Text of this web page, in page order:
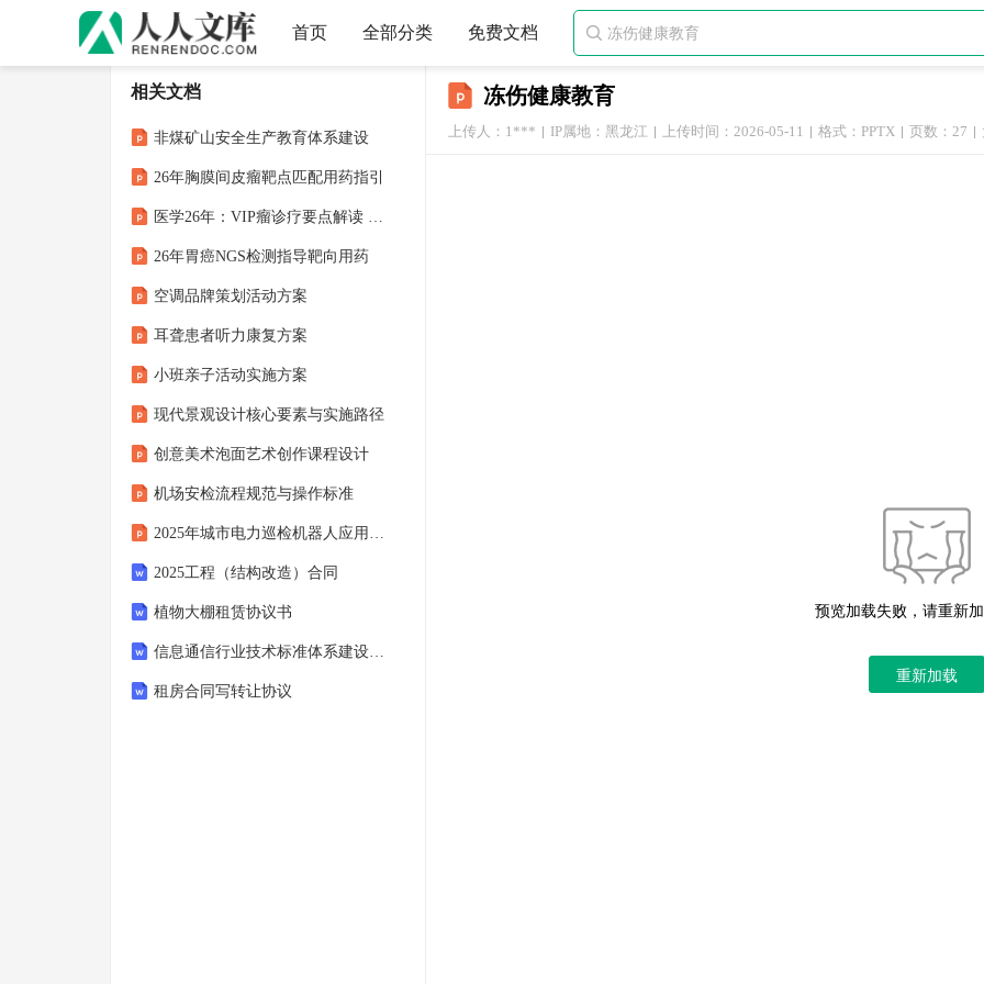
首页 全部分类 免费文档 
冻伤健康教育
上传人：1*** IP属地：黑龙江 上传时间：2026-05-11 格式：PPTX 页数：27
预览加载失败，请重新
重新加载
相关文档
非煤矿山安全生产教育体系建设
26年胸膜间皮瘤靶点匹配用药指引
医学26年：VIP瘤诊疗要点解读 查房课件
26年胃癌NGS检测指导靶向用药
空调品牌策划活动方案
耳聋患者听力康复方案
小班亲子活动实施方案
现代景观设计核心要素与实施路径
创意美术泡面艺术创作课程设计
机场安检流程规范与操作标准
2025年城市电力巡检机器人应用深化
2025工程（结构改造）合同
植物大棚租赁协议书
信息通信行业技术标准体系建设指南 （2025-2027）
租房合同写转让协议